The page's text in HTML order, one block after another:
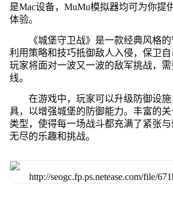
是Mac设备，MuMu模拟器均可为你提
体验。
《城堡守卫战》是一款经典风格
利用策略和技巧抵御敌人入侵，保卫自
玩家将面对一波又一波的敌军挑战，
线。
在游戏中，玩家可以升级防御设
具，以增强城堡的防御能力。丰富的
类型，使得每一场战斗都充满了紧张
无尽的乐趣和挑战。